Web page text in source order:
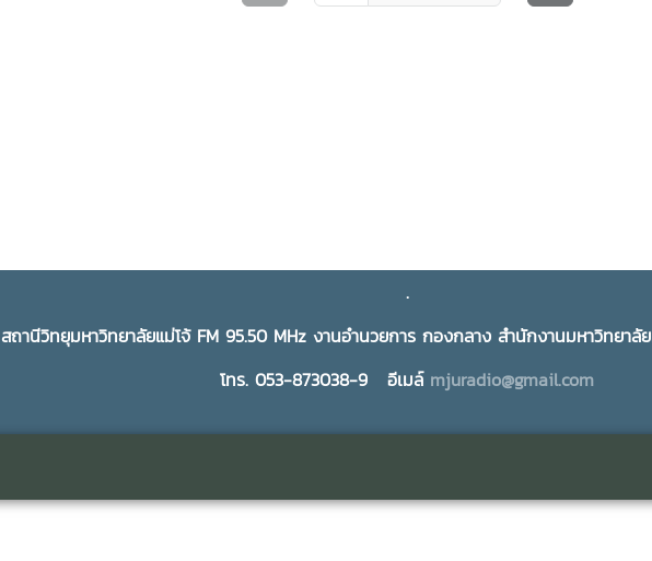
.
สถานีวิทยุมหาวิทยาลัยแม่โจ้ FM 95.50 MHz งานอำนวยการ กองกลาง สำนักงานมหาวิทยาลั
โทร. 053-873038-9 อีเมล์ mjuradio@gmail.com